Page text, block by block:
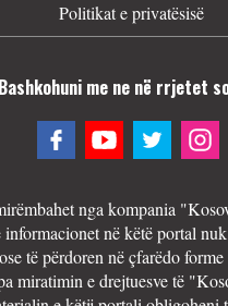
Politikat e privatësisë
Bashkohuni me ne në rrjetet
nga kompania
në këtë portal
të përdoren në çfarëdo
miratimin e drejtuesve të